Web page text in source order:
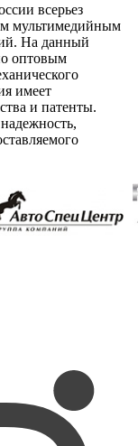
всерьез
мультимедийным
На данный
оптовым
имеет
и патенты.